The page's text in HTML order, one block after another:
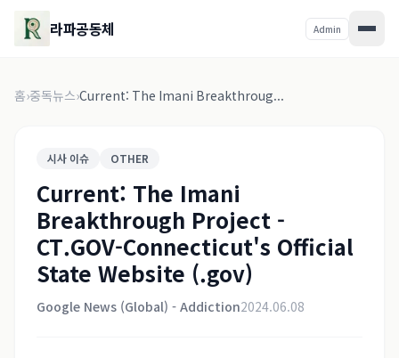
라파공동체 Admin
홈›중독뉴스›Current: The Imani Breakthroug...
시사 이슈 OTHER
Current: The Imani
Breakthrough Project -
CT.GOV-Connecticut's Official
State Website (.gov)
Google News (Global) - Addiction2024.06.08